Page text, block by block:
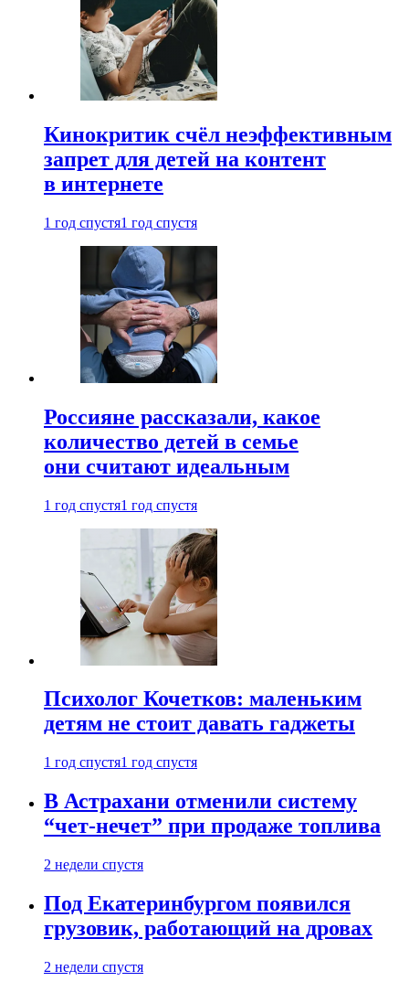
Кинокритик счёл неэффективным
запрет для детей на контент
в интернете
1 год спустя1 год спустя
Россияне рассказали, какое
количество детей в семье
они считают идеальным
1 год спустя1 год спустя
Психолог Кочетков: маленьким
детям не стоит давать гаджеты
1 год спустя1 год спустя
В Астрахани отменили систему
“чет-нечет” при продаже топлива
2 недели спустя
Под Екатеринбургом появился
грузовик, работающий на дровах
2 недели спустя